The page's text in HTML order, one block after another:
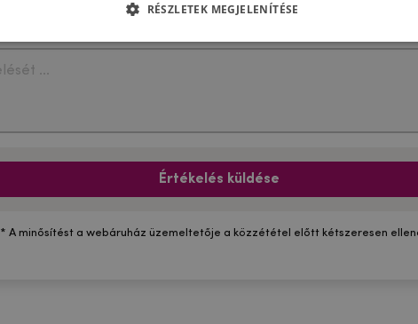
Értékelés küldése
* A minősítést a webáruház üzemeltetője a közzététel előtt kétszeresen
RÉSZLETEK MEGJELENÍTÉSE